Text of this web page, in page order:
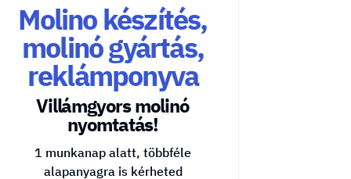
Molino készítés,
molinó gyártás,
reklámponyva
Villámgyors molinó
nyomtatás!
1 munkanap alatt, többféle
alapanyagra is kérheted